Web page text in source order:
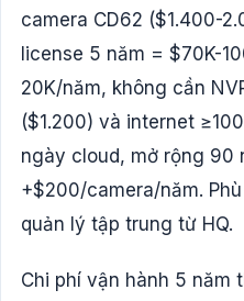
camera CD62 ($1.400-
license 5 năm = $70K-
20K/năm, không cần
($1.200) và internet
ngày cloud, mở rộng 90
+$200/camera/năm.
quản lý tập trung từ HQ.
Chi phí vận hành 5 năm